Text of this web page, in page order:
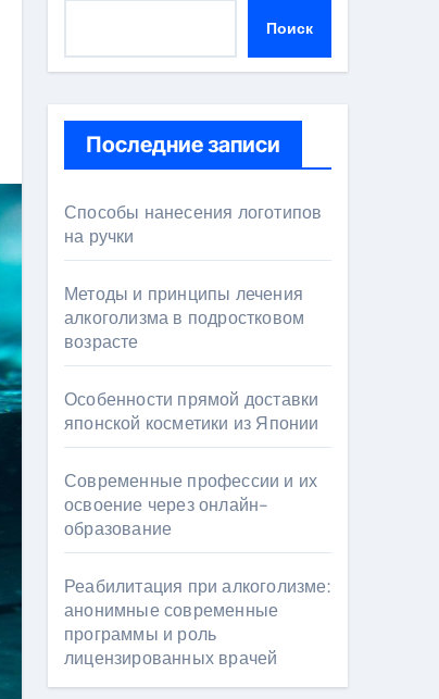
Поиск
Последние записи
Способы нанесения логотипов
на ручки
Методы и принципы лечения
алкоголизма в подростковом
возрасте
Особенности прямой доставки
японской косметики из Японии
Современные профессии и их
освоение через онлайн-
образование
Реабилитация при алкоголизме:
анонимные современные
программы и роль
лицензированных врачей